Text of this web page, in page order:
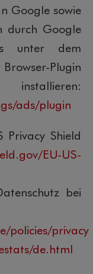
Google sowie
durch Google
unter dem
Plugin
ads/plugin
Shield
EU-US-
bei
policies/privacy
de.html